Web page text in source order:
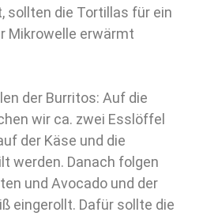
sollten die Tortillas für ein
Mikrowelle erwärmt
der Burritos: Auf die
wir ca. zwei Esslöffel
der Käse und die
werden. Danach folgen
und Avocado und der
eingerollt. Dafür sollte die